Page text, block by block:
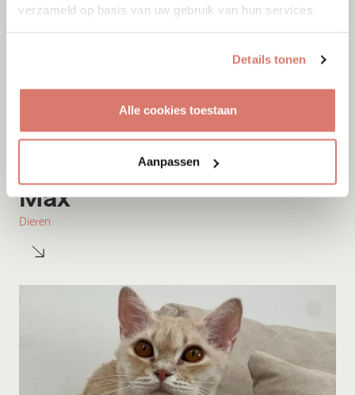
verzameld op basis van uw gebruik van hun services.
Details tonen
Alle cookies toestaan
Aanpassen
Max
Dieren